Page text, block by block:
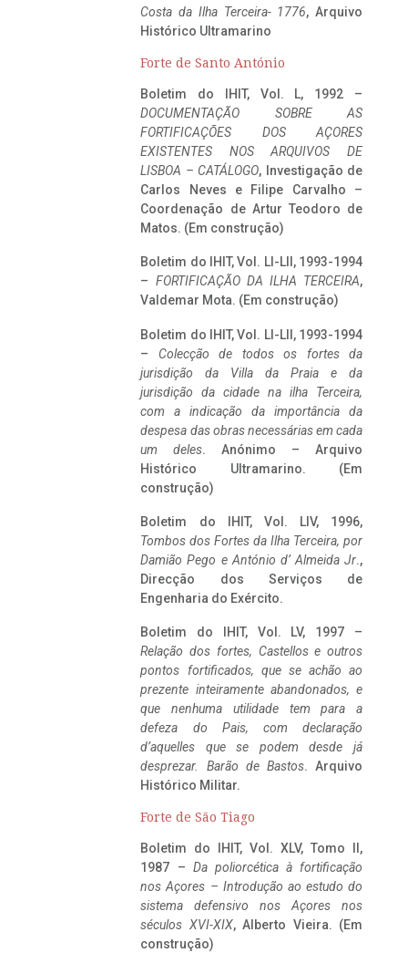
Costa da Ilha Terceira- 1776, Arquivo
Histórico Ultramarino
Forte de Santo António
Boletim do IHIT, Vol. L, 1992 –
DOCUMENTAÇÃO SOBRE AS
FORTIFICAÇÕES DOS AÇORES
EXISTENTES NOS ARQUIVOS DE
LISBOA – CATÁLOGO, Investigação de
Carlos Neves e Filipe Carvalho –
Coordenação de Artur Teodoro de
Matos. (Em construção)
Boletim do IHIT, Vol. LI-LII, 1993-1994
– FORTIFICAÇÃO DA ILHA TERCEIRA,
Valdemar Mota. (Em construção)
Boletim do IHIT, Vol. LI-LII, 1993-1994
– Colecção de todos os fortes da
jurisdição da Villa da Praia e da
jurisdição da cidade na ilha Terceira,
com a indicação da importância da
despesa das obras necessárias em cada
um deles. Anónimo – Arquivo
Histórico Ultramarino. (Em
construção)
Boletim do IHIT, Vol. LIV, 1996,
Tombos dos Fortes da Ilha Terceira, por
Damião Pego e António d’ Almeida Jr.,
Direcção dos Serviços de
Engenharia do Exército.
Boletim do IHIT, Vol. LV, 1997 –
Relação dos fortes, Castellos e outros
pontos fortificados, que se achão ao
prezente inteiramente abandonados, e
que nenhuma utilidade tem para a
defeza do Pais, com declaração
d’aquelles que se podem desde já
desprezar. Barão de Bastos. Arquivo
Histórico Militar.
Forte de São Tiago
Boletim do IHIT, Vol. XLV, Tomo II,
1987 – Da poliorcética à fortificação
nos Açores – Introdução ao estudo do
sistema defensivo nos Açores nos
séculos XVI-XIX, Alberto Vieira. (Em
construção)